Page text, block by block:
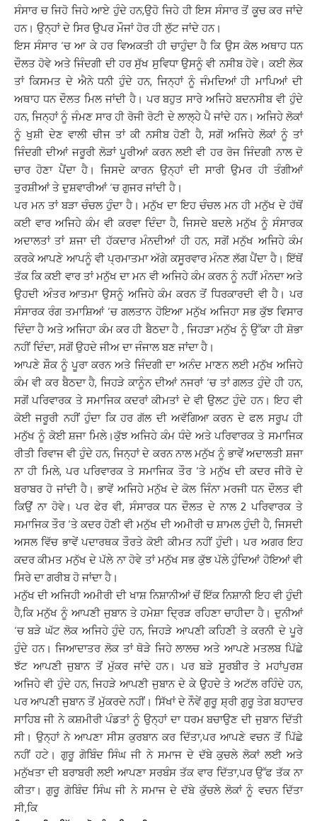
ਸੰਸਾਰ ਚ ਜਿਹੋ ਜਿਹੇ ਆਏ ਹੁੰਦੇ ਹਨ,ਉਹੋ ਜਿਹੇ ਹੀ ਇਸ ਸੰਸਾਰ ਤੋਂ ਕੂਚ ਕਰ ਜਾਂਦੇ
ਹਨ। ਉਨ੍ਹਾਂ ਦੇ ਸਿਰ ਉਪਰ ਮੌਜਾਂ ਹੋਰ ਹੀ ਲੁੱਟ ਜਾਂਦੇ ਹਨ।
ਇਸ ਸੰਸਾਰ ‘ਚ ਆ ਕੇ ਹਰ ਵਿਅਕਤੀ ਹੀ ਚਾਹੁੰਦਾ ਹੈ ਕਿ ਉਸ ਕੋਲ ਅਥਾਹ ਧਨ
ਦੌਲਤ ਹੋਵੇ ਅਤੇ ਜਿੰਦਗੀ ਦੀ ਹਰ ਸੁੱਖ ਸੁਵਿਧਾ ਉਸਨੂੰ ਵੀ ਨਸੀਬ ਹੋਵੇ। ਕਈ ਲੋਕ
ਤਾਂ ਕਿਸਮਤ ਦੇ ਐਨੇ ਧਨੀ ਹੁੰਦੇ ਹਨ, ਜਿਨ੍ਹਾਂ ਨੂੰ ਜੰਮਦਿਆਂ ਹੀ ਮਾਪਿਆਂ ਦੀ
ਅਥਾਹ ਧਨ ਦੌਲਤ ਮਿਲ ਜਾਂਦੀ ਹੈ। ਪਰ ਬਹੁਤ ਸਾਰੇ ਅਜਿਹੇ ਬਦਨਸੀਬ ਵੀ ਹੁੰਦੇ
ਹਨ, ਜਿਨ੍ਹਾਂ ਨੂੰ ਜੰਮਣ ਸਾਰ ਹੀ ਰੋਜੀ ਰੋਟੀ ਦੇ ਲਾਲ੍ਹੇ ਪੈ ਜਾਂਦੇ ਹਨ। ਅਜਿਹੇ ਲੋਕਾਂ
ਨੂੰ ਖੁਸ਼ੀ ਦੇਣ ਵਾਲੀ ਚੀਜ ਤਾਂ ਕੀ ਨਸੀਬ ਹੋਣੀ ਹੈ, ਸਗੋਂ ਅਜਿਹੇ ਲੋਕਾਂ ਨੂੰ ਤਾਂ
ਜਿੰਦਗੀ ਦੀਆਂ ਜਰੂਰੀ ਲੋੜਾਂ ਪੂਰੀਆਂ ਕਰਨ ਲਈ ਵੀ ਹਰ ਰੋਜ ਜਿੰਦਗੀ ਨਾਲ ਦੋ
ਚਾਰ ਹੋਣਾ ਪੈਂਦਾ ਹੈ। ਜਿਸਦੇ ਕਾਰਨ ਉਨ੍ਹਾਂ ਦੀ ਸਾਰੀ ਉਮਰ ਹੀ ਤੰਗੀਆਂ
ਤੁਰਸ਼ੀਆਂ ਤੇ ਦੁਸ਼ਵਾਰੀਆਂ ‘ਚ ਗੁਜਰ ਜਾਂਦੀ ਹੈ।
ਪਰ ਮਨ ਤਾਂ ਬੜਾ ਚੰਚਲ ਹੁੰਦਾ ਹੈ। ਮਨੁੱਖ ਦਾ ਇਹ ਚੰਚਲ ਮਨ ਹੀ ਮਨੁੱਖ ਦੇ ਹੱਥੋਂ
ਕਈ ਵਾਰ ਅਜਿਹੇ ਕੰਮ ਵੀ ਕਰਵਾ ਦਿੰਦਾ ਹੈ, ਜਿਸਦੇ ਬਦਲੇ ਮਨੁੱਖ ਨੂੰ ਸੰਸਾਰਕ
ਅਦਾਲਤਾਂ ਤਾਂ ਸ਼ਜਾ ਦੀ ਹੱਕਦਾਰ ਮੰਨਦੀਆਂ ਹੀ ਹਨ, ਸਗੋਂ ਮਨੁੱਖ ਅਜਿਹੇ ਕੰਮ
ਕਰਕੇ ਆਪਣੇ ਆਪਨੂੰ ਵੀ ਪ੍ਰਮਾਤਮਾ ਅੱਗੇ ਕਸੂਰਵਾਰ ਮੰਨਣ ਲੱਗ ਪੈਂਦਾ ਹੈ। ਇੱਥੋਂ
ਤੱਕ ਕਿ ਕਈ ਵਾਰ ਤਾਂ ਮਨੁੱਖ ਦਾ ਮਨ ਵੀ ਅਜਿਹੇ ਕੰਮ ਕਰਨ ਨੂੰ ਨਹੀਂ ਮੰਨਦਾ ਅਤੇ
ਉਹਦੀ ਅੰਤਰ ਆਤਮਾ ਉਸਨੂੰ ਅਜਿਹੇ ਕੰਮ ਕਰਨ ਤੋਂ ਧਿਰਕਾਰਦੀ ਵੀ ਹੈ। ਪਰ
ਸੰਸਾਰਕ ਰੰਗ ਤਮਾਸ਼ਿਆਂ ‘ਚ ਗਲਤਾਨ ਹੋਇਆ ਮਨੁੱਖ ਅਜਿਹਾ ਸਭ ਕੁੱਝ ਵਿਸਾਰ
ਦਿੰਦਾ ਹੈ ਅਤੇ ਅਜਿਹਾ ਕੰਮ ਕਰ ਹੀ ਬੈਠਦਾ ਹੈ , ਜਿਹੜਾ ਮਨੁੱਖ ਨੂੰ ਉੱਕਾ ਹੀ ਸ਼ੋਭਾ
ਨਹੀਂ ਦਿੰਦਾ, ਸਗੋਂ ਉਹਦੇ ਜੀਅ ਦਾ ਜੰਜਾਲ ਬਣ ਜਾਂਦਾ ਹੈ।
ਆਪਣੇ ਸ਼ੌਕ ਨੂੰ ਪੂਰਾ ਕਰਨ ਅਤੇ ਜਿੰਦਗੀ ਦਾ ਅਨੰਦ ਮਾਣਨ ਲਈ ਮਨੁੱਖ ਅਜਿਹੇ
ਕੰਮ ਵੀ ਕਰ ਬੈਠਦਾ ਹੈ, ਜਿਹੜੇ ਕਾਨੂੰਨ ਦੀਆਂ ਨਜਰਾਂ ‘ਚ ਤਾਂ ਗਲਤ ਹੁੰਦੇ ਹੀ ਹਨ,
ਸਗੋਂ ਪਰਿਵਾਰਕ ਤੇ ਸਮਾਜਿਕ ਕਦਰਾਂ ਕੀਮਤਾਂ ਦੇ ਵੀ ਉਲਟ ਹੁੰਦੇ ਹਨ। ਇਹ ਵੀ
ਕੋਈ ਜਰੂਰੀ ਨਹੀਂ ਹੁੰਦਾ ਕਿ ਹਰ ਗੱਲ ਦੀ ਅਵੱਗਿਆ ਕਰਨ ਦੇ ਫਲ ਸਰੂਪ ਹੀ
ਮਨੁੱਖ ਨੂੰ ਕੋਈ ਸ਼ਜਾ ਮਿਲੇ।ਕੁੱਝ ਅਜਿਹੇ ਕੰਮ ਧੰਦੇ ਅਤੇ ਪਰਿਵਾਰਕ ਤੇ ਸਮਾਜਿਕ
ਰੀਤੀ ਰਿਵਾਜ ਵੀ ਹੁੰਦੇ ਹਨ, ਜਿਨ੍ਹਾਂ ਦੇ ਕਰਨ ਨਾਲ ਮਨੁੱਖ ਨੂੰ ਭਾਵੇਂ ਅਦਾਲਤੀ ਸ਼ਜਾ
ਨਾ ਹੀ ਮਿਲੇ, ਪਰ ਪਰਿਵਾਰਕ ਤੇ ਸਮਾਜਿਕ ਤੌਰ ‘ਤੇ ਮਨੁੱਖ ਦੀ ਕਦਰ ਜੀਰੋ ਦੇ
ਬਰਾਬਰ ਹੋ ਜਾਂਦੀ ਹੈ। ਭਾਵੇਂ ਅਜਿਹੇ ਮਨੁੱਖ ਦੇ ਕੋਲ ਜਿੰਨਾ ਮਰਜੀ ਧਨ ਦੌਲਤ ਵੀ
ਕਿਉਂ ਨਾ ਹੋਵੇ। ਪਰ ਫੇਰ ਵੀ, ਸੰਸਾਰਕ ਧਨ ਦੌਲਤ ਦੇ ਨਾਲ 2 ਪਰਿਵਾਰਕ ਤੇ
ਸਮਾਜਿਕ ਤੌਰ ‘ਤੇ ਕਦਰ ਹੋਣੀ ਵੀ ਮਨੁੱਖ ਦੀ ਅਮੀਰੀ ਚ ਸ਼ਾਮਲ ਹੁੰਦੀ ਹੈ, ਜਿਸਦੀ
ਅਸਲ ਵਿੱਚ ਭਾਵੇਂ ਪਦਾਰਥਕ ਤੌਰਤੇ ਕੋਈ ਕੀਮਤ ਨਹੀਂ ਹੁੰਦੀ। ਪਰ ਅਗਰ ਇਹ
ਕਦਰ ਕੀਮਤ ਮਨੁੱਖ ਦੇ ਪੱਲੇ ਨਾ ਹੋਵੇ ਤਾਂ ਮਨੁੱਖ ਸਭ ਕੁੱਝ ਪੱਲੇ ਹੁੰਦਿਆਂ ਹੋਇਆਂ ਵੀ
ਸਿਰੇ ਦਾ ਗਰੀਬ ਹੋ ਜਾਂਦਾ ਹੈ।
ਮਨੁੱਖ ਦੀ ਅਜਿਹੀ ਅਮੀਰੀ ਦੀ ਖਾਸ਼ ਨਿਸ਼ਾਨੀਆਂ ਚੋਂ ਇੱਕ ਨਿਸ਼ਾਨੀ ਇਹ ਵੀ ਹੁੰਦੀ
ਹੈ,ਕਿ ਮਨੁੱਖ ਨੂੰ ਆਪਣੀ ਜੁਬਾਨ ਤੇ ਹਮੇਸ਼ਾ ਦ੍ਰਿੜ ਰਹਿਣਾ ਚਾਹੀਦਾ ਹੈ। ਦੁਨੀਆਂ
‘ਚ ਬੜੇ ਘੱਟ ਲੋਕ ਅਜਿਹੇ ਹੁੰਦੇ ਹਨ, ਜਿਹੜੇ ਆਪਣੀ ਕਹਿਣੀ ਤੇ ਕਰਨੀ ਦੇ ਪੂਰੇ
ਹੁੰਦੇ ਹਨ। ਜਿਆਦਾਤਰ ਲੋਕ ਤਾਂ ਥੋੜੇ ਜਿਹੇ ਲਾਲਚ ਅਤੇ ਆਪਣੇ ਮਤਲਬ ਪਿੱਛੇ
ਝੱਟ ਆਪਣੀ ਜੁਬਾਨ ਤੋਂ ਮੁੱਕਰ ਜਾਂਦੇ ਹਨ। ਪਰ ਬੜੇ ਸੂਰਬੀਰ ਤੇ ਮਹਾਂਪੁਰਸ਼
ਅਜਿਹੇ ਵੀ ਹੁੰਦੇ ਹਨ, ਜਿਹੜੇ ਆਪਣੀ ਜੁਬਾਨ ਦੇ ਕੇ ਉਹਦੇ ਤੇ ਅਟੱਲ ਰਹਿੰਦੇ ਹਨ,
ਪਰ ਆਪਣੀ ਜੁਬਾਨ ਤੋਂ ਮੁੱਕਰਦੇ ਨਹੀਂ। ਸਿੱਖਾਂ ਦੇ ਨੌਵੇਂ ਗੁਰੂ ਸ਼੍ਰੀ ਗੁਰੂ ਤੇਗ ਬਹਾਦਰ
ਸਾਹਿਬ ਜੀ ਨੇ ਕਸ਼ਮੀਰੀ ਪੰਡਤਾਂ ਨੂੰ ਉਨ੍ਹਾਂ ਦਾ ਧਰਮ ਬਚਾਉਣ ਦੀ ਜੁਬਾਨ ਦਿੱਤੀ
ਸੀ। ਉਨ੍ਹਾਂ ਨੇ ਆਪਣਾ ਸੀਸ ਕੁਰਬਾਨ ਕਰ ਦਿੱਤਾ,ਪਰ ਆਪਣੇ ਵਚਨ ਤੋਂ ਪਿੱਛੇ
ਨਹੀਂ ਹਟੇ। ਗੁਰੂ ਗੋਬਿੰਦ ਸਿੰਘ ਜੀ ਨੇ ਸਮਾਜ ਦੇ ਦੱਬੇ ਕੁਚਲੇ ਲੋਕਾਂ ਲਈ ਅਤੇ
ਮਨੁੱਖਤਾ ਦੀ ਬਰਾਬਰੀ ਲਈ ਆਪਣਾ ਸਰਬੰਸ ਤੱਕ ਵਾਰ ਦਿੱਤਾ,ਪਰ ਉੱਫ ਤੱਕ ਨਾ
ਕੀਤਾ। ਗੁਰੂ ਗੋਬਿੰਦ ਸਿੰਘ ਜੀ ਨੇ ਸਮਾਜ ਦੇ ਦੱਬੇ ਕੁੱਚਲੇ ਲੋਕਾਂ ਨੂੰ ਵਚਨ ਦਿੱਤਾ
ਸੀ,ਕਿ